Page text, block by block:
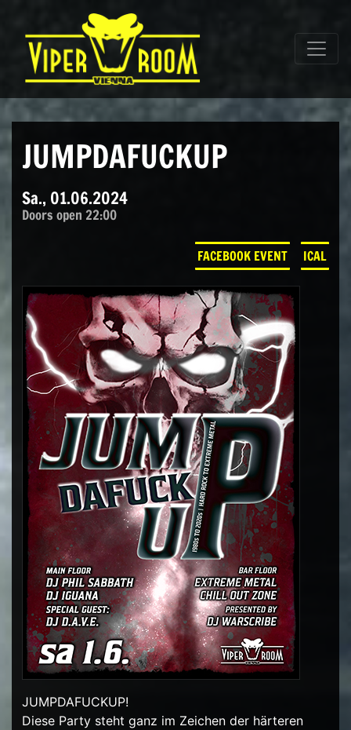
Hauptnavigation
JUMPDAFUCKUP
Sa., 01.06.2024
Doors open 22:00
FACEBOOK EVENT ICAL
JUMPDAFUCKUP!
Diese Party steht ganz im Zeichen der härteren